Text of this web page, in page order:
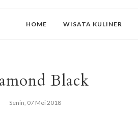
HOME WISATA KULINER
Black
Senin, 07 Mei 2018